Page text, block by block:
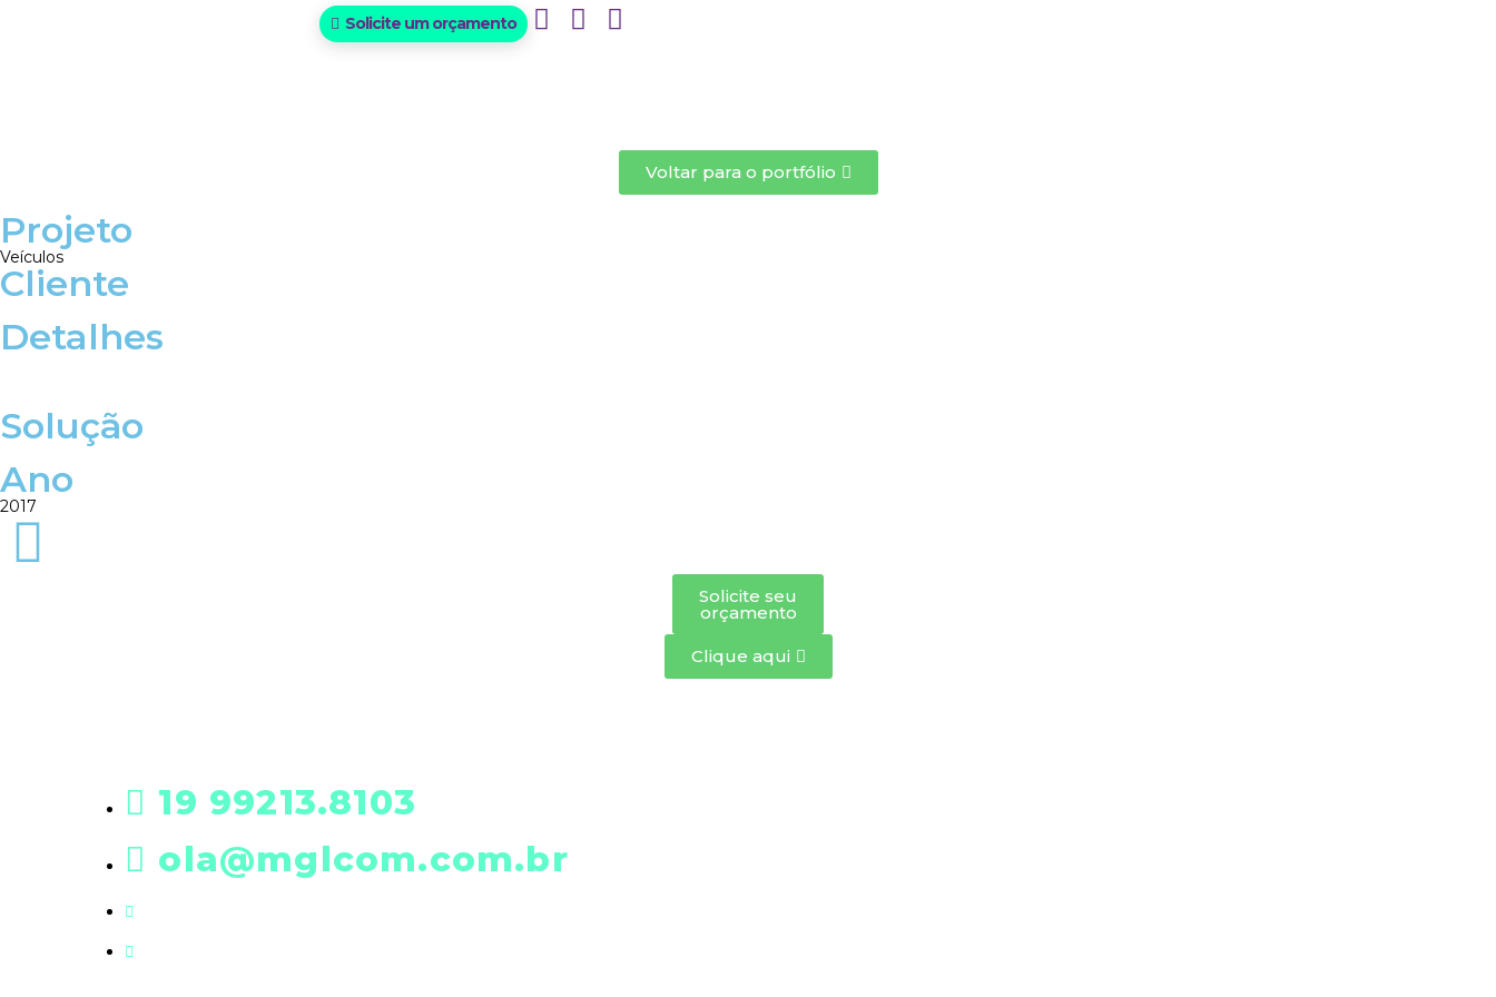
Solicite um orçamento
Voltar para o portfólio
Projeto
Veículos
Cliente
Detalhes
Solução
Ano
2017
Solicite seu
orçamento
Clique aqui
19 99213.8103
ola@mglcom.com.br